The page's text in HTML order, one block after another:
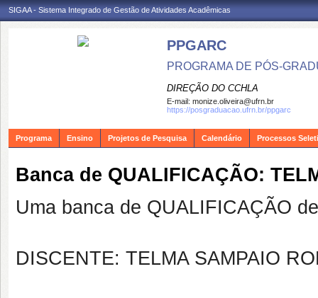
SIGAA - Sistema Integrado de Gestão de Atividades Acadêmicas
PPGARC
PROGRAMA DE PÓS-
DIREÇÃO DO CCHLA
E-mail: monize.oliveira@ufrn.br
https://posgraduacao.ufrn.br/ppgarc
Programa Ensino Projetos de Pesquisa Calendário Processos
Banca de QUALIFICAÇÃO:
Uma banca de QUALIFICAÇÃO
DISCENTE: TELMA SAMPAIO